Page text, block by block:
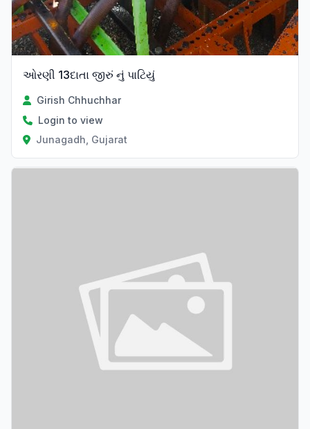
ઓરણી 13દાતા જીરું નું પાટિયું
Girish Chhuchhar
Login to view
Junagadh, Gujarat